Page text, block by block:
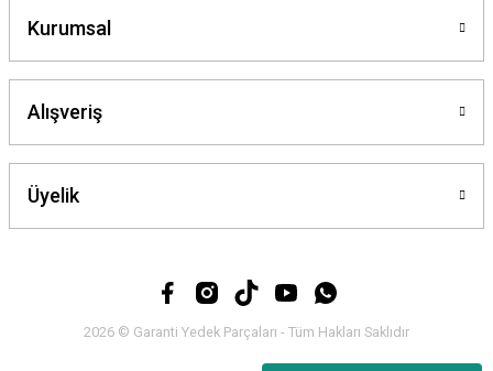
Kurumsal
Alışveriş
Üyelik
2026 © Garanti Yedek Parçaları - Tüm Hakları Saklıdır